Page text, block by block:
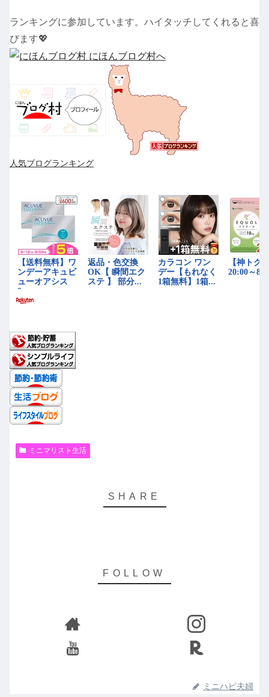
ランキングに参加しています。ハイタッチしてくれると喜
びます💖
人気ブログランキング
ミニマリスト生活
ミニハピ夫婦